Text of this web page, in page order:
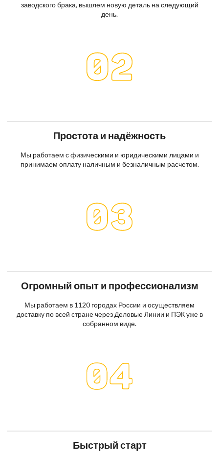
заводского брака, вышлем новую деталь на следующий
день.
Простота и надёжность
Мы работаем с физическими и юридическими лицами и
принимаем оплату наличным и безналичным расчетом.
Огромный опыт и профессионализм
Мы работаем в 1120 городах России и осуществляем
доставку по всей стране через Деловые Линии и ПЭК уже в
собранном виде.
Быстрый старт